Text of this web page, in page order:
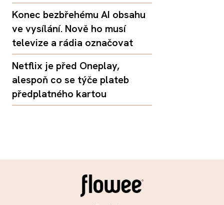
Konec bezbřehému AI obsahu
ve vysílání. Nově ho musí
televize a rádia označovat
Netflix je před Oneplay,
alespoň co se týče plateb
předplatného kartou